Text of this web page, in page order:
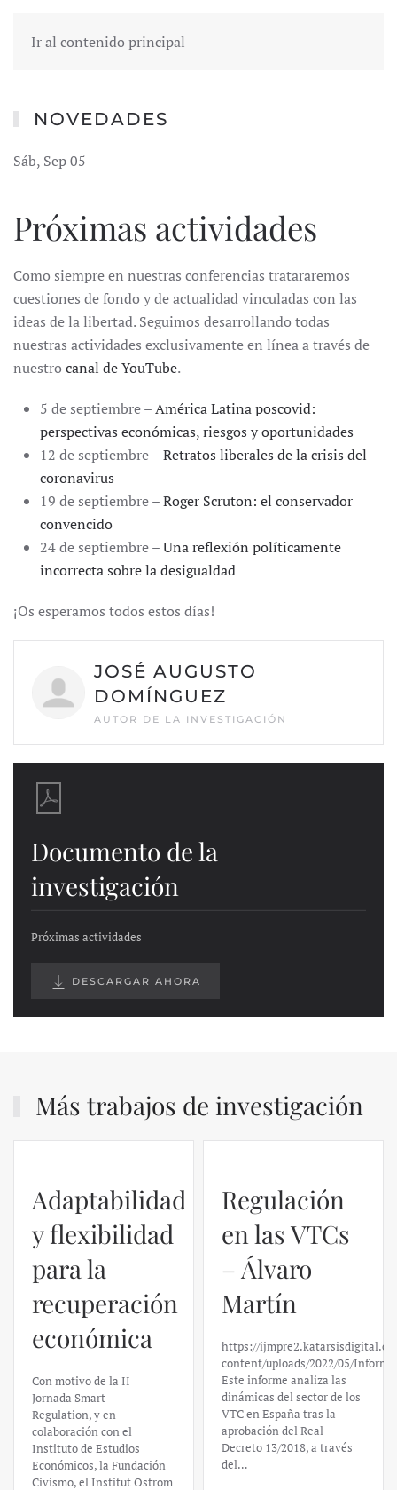
Ir al contenido principal
NOVEDADES
Sáb, Sep 05
Próximas actividades
Como siempre en nuestras conferencias tratararemos
cuestiones de fondo y de actualidad vinculadas con las
ideas de la libertad. Seguimos desarrollando todas
nuestras actividades exclusivamente en línea a través de
nuestro canal de YouTube.
5 de septiembre –América Latina poscovid:
perspectivas económicas, riesgos y oportunidades
12 de septiembre –Retratos liberales de la crisis del
coronavirus
19 de septiembre –Roger Scruton: el conservador
convencido
24 de septiembre –Una reflexión políticamente
incorrecta sobre la desigualdad
¡Os esperamos todos estos días!
JOSÉ AUGUSTO
DOMÍNGUEZ
AUTOR DE LA INVESTIGACIÓN
Documento de la
investigación
Próximas actividades
DESCARGAR AHORA
Más trabajos de investigación
Adaptabilidad
y flexibilidad
para la
recuperación
económica
Con motivo de la II
Jornada Smart
Regulation, y en
colaboración con el
Instituto de Estudios
Económicos, la Fundación
Civismo, el Institut Ostrom
Regulación
en las VTCs
– Álvaro
Martín
https://
content/uploads/2022/05/
Este informe analiza las
dinámicas del sector de los
VTC en España tras la
aprobación del Real
Decreto 13/2018, a través
del…